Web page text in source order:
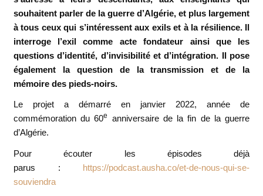
souhaitent parler de la guerre d’Algérie, et plus largement
à tous ceux qui s’intéressent aux exils et à la résilience. Il
interroge l’exil comme acte fondateur ainsi que les
questions d’identité, d’invisibilité et d’intégration. Il pose
également la question de la transmission et de la
mémoire des pieds-noirs.
Le projet a démarré en janvier 2022, année de
commémoration du 60e
anniversaire de la fin de la guerre
d’Algérie.
Pour écouter les épisodes déjà
parus : https://podcast.ausha.co/et-de-nous-qui-se-
souviendra